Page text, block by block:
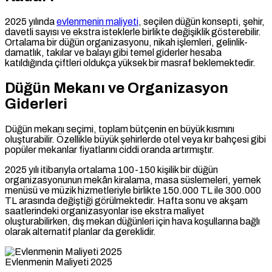
2025 yılındaevlenmenin maliyeti, seçilen düğün konsepti, şehir,
davetli sayısı ve ekstra isteklerle birlikte değişiklik gösterebilir.
Ortalama bir düğün organizasyonu, nikah işlemleri, gelinlik-
damatlık, takılar ve balayı gibi temel giderler hesaba
katıldığında çiftleri oldukça yüksek bir masraf beklemektedir.
Düğün Mekanı ve Organizasyon
Giderleri
Düğün mekanı seçimi, toplam bütçenin en büyük kısmını
oluşturabilir. Özellikle büyük şehirlerde otel veya kır bahçesi gibi
popüler mekanlar fiyatlarını ciddi oranda artırmıştır.
2025 yılı itibarıyla ortalama 100-150 kişilik bir düğün
organizasyonunun mekân kiralama, masa süslemeleri, yemek
menüsü ve müzik hizmetleriyle birlikte 150.000 TL ile 300.000
TL arasında değiştiği görülmektedir. Hafta sonu ve akşam
saatlerindeki organizasyonlar ise ekstra maliyet
oluşturabilirken, dış mekan düğünleri için hava koşullarına bağlı
olarak alternatif planlar da gereklidir.
Evlenmenin Maliyeti 2025